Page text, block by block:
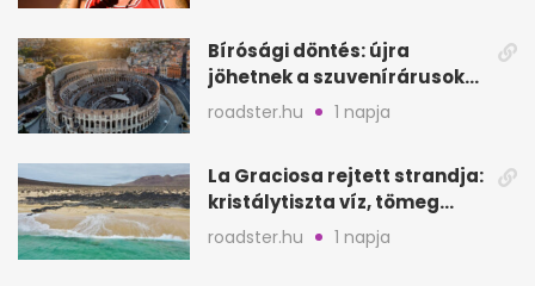
Bírósági döntés: újra
jöhetnek a szuvenírárusok
Európa ikonikus helyére
roadster.hu 1 napja
La Graciosa rejtett strandja:
kristálytiszta víz, tömeg
nélkül
roadster.hu 1 napja